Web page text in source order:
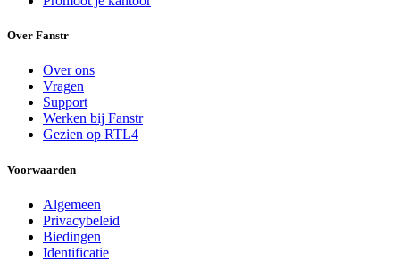
Over Fanstr
Over ons
Vragen
Support
Werken bij Fanstr
Gezien op RTL4
Voorwaarden
Algemeen
Privacybeleid
Biedingen
Identificatie